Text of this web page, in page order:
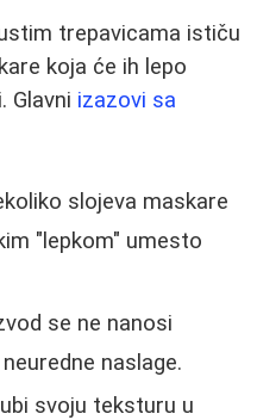
trepavicama ističu
koja će ih lepo
Glavni izazovi sa
slojeva maskare
"lepkom" umesto
se ne nanosi
naslage.
svoju teksturu u